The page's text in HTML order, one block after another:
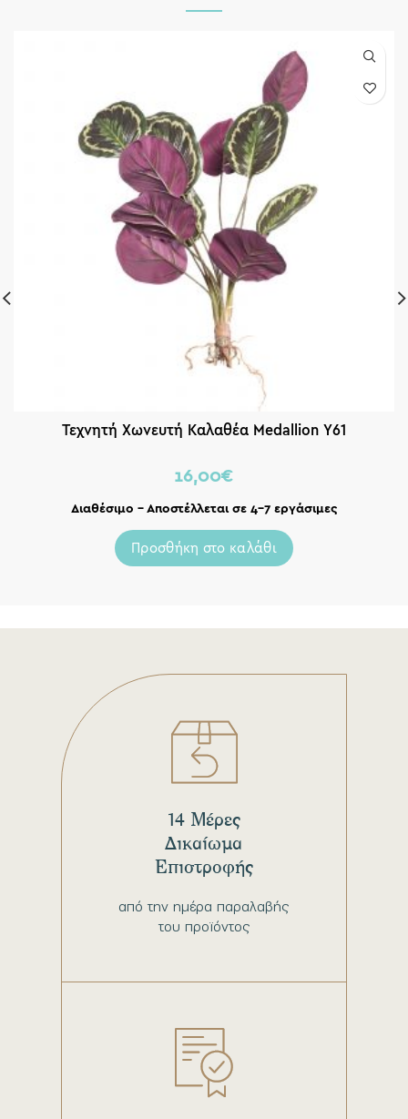
Τεχνητή Χωνευτή Καλαθέα Medallion Υ61
16,00€
Διαθέσιμο – Αποστέλλεται σε 4-7 εργάσιμες
Προσθήκη στο καλάθι
από την ημέρα παραλαβής
του προϊόντος
14 Μέρες
Δικαίωμα
Επιστροφής